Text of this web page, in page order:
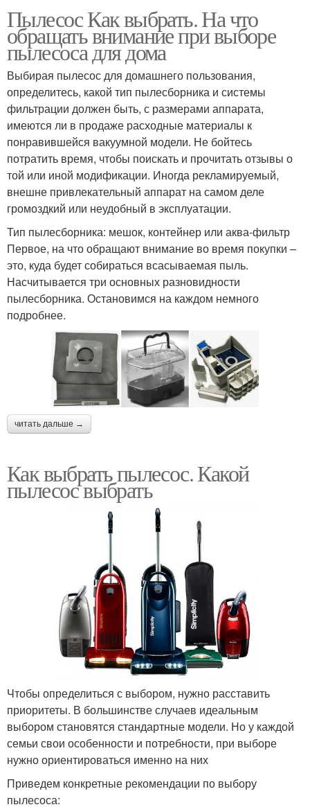
Пылесос Как выбрать. На что
обращать внимание при выборе
пылесоса для дома
Выбирая пылесос для домашнего пользования,
определитесь, какой тип пылесборника и системы
фильтрации должен быть, с размерами аппарата,
имеются ли в продаже расходные материалы к
понравившейся вакуумной модели. Не бойтесь
потратить время, чтобы поискать и прочитать отзывы о
той или иной модификации. Иногда рекламируемый,
внешне привлекательный аппарат на самом деле
громоздкий или неудобный в эксплуатации.
Тип пылесборника: мешок, контейнер или аква-фильтр
Первое, на что обращают внимание во время покупки –
это, куда будет собираться всасываемая пыль.
Насчитывается три основных разновидности
пылесборника. Остановимся на каждом немного
подробнее.
читать дальше →
Как выбрать пылесос. Какой
пылесос выбрать
Чтобы определиться с выбором, нужно расставить
приоритеты. В большинстве случаев идеальным
выбором становятся стандартные модели. Но у каждой
семьи свои особенности и потребности, при выборе
нужно ориентироваться именно на них
Приведем конкретные рекомендации по выбору
пылесоса: